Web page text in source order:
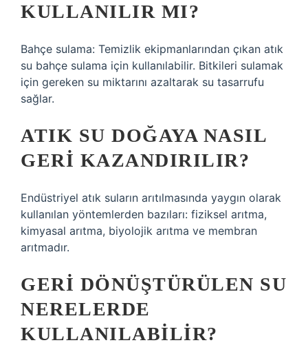
KULLANILIR MI?
Bahçe sulama: Temizlik ekipmanlarından çıkan atık
su bahçe sulama için kullanılabilir. Bitkileri sulamak
için gereken su miktarını azaltarak su tasarrufu
sağlar.
ATIK SU DOĞAYA NASIL
GERI KAZANDIRILIR?
Endüstriyel atık suların arıtılmasında yaygın olarak
kullanılan yöntemlerden bazıları: fiziksel arıtma,
kimyasal arıtma, biyolojik arıtma ve membran
arıtmadır.
GERI DÖNÜŞTÜRÜLEN SU
NERELERDE
KULLANILABILIR?